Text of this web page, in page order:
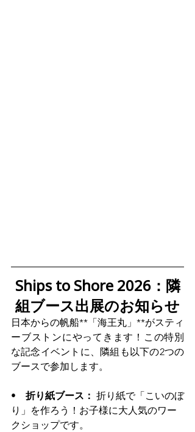
Ships to Shore 2026：隣
組ブース出展のお知らせ
日本からの帆船**「海王丸」**がスティ
ーブストンにやってきます！この特別
な記念イベントに、隣組も以下の2つの
ブースで参加します。
• 折り紙ブース： 折り紙で「こいのぼ
り」を作ろう！お子様に大人気のワー
クショップです。